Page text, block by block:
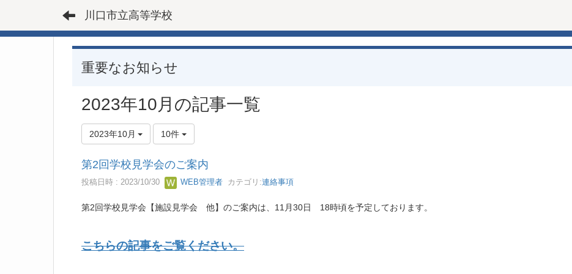
川口市立高等学校
重要なお知らせ
2023年10月の記事一覧
2023年10月 10件
第2回学校見学会のご案内
投稿日時 : 2023/10/30 WEB管理者 カテゴリ:連絡事項
第2回学校見学会【施設見学会 他】のご案内は、11月30日 18時頃を予定しております。
こちらの記事をご覧ください。